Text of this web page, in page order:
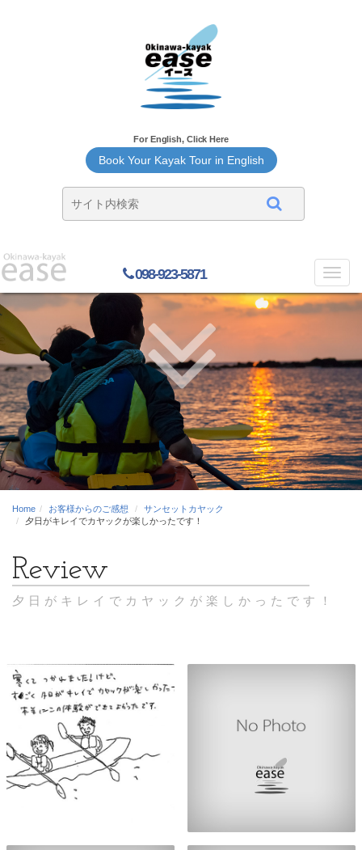
For English, Click Here
Book Your Kayak Tour in English
098-923-5871
Home お客様からのご感想
サンセットカヤック
夕日がキレイでカヤックが楽しかったです！
夕日がキレイでカヤックが楽しかったです！